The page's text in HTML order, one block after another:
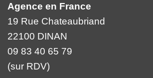
Agence en France
19 Rue Chateaubriand
22100 DINAN
09 83 40 65 79
(sur RDV)